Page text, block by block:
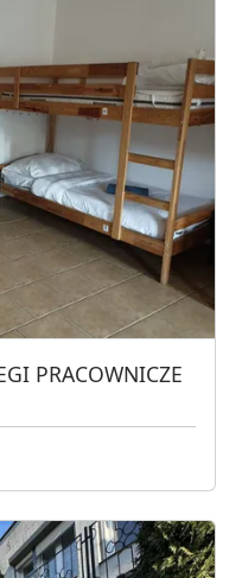
PRACOWNICZE